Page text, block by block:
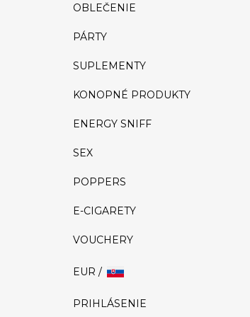
OBLEČENIE
PÁRTY
SUPLEMENTY
KONOPNÉ PRODUKTY
ENERGY SNIFF
SEX
POPPERS
E-CIGARETY
VOUCHERY
EUR /
PRIHLÁSENIE